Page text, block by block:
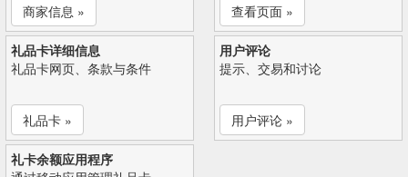
商家信息 » 查看页面 »
礼品卡详细信息
礼品卡网页、条款与条件
礼品卡 »
用户评论
提示、交易和讨论
用户评论 »
礼卡余额应用程序